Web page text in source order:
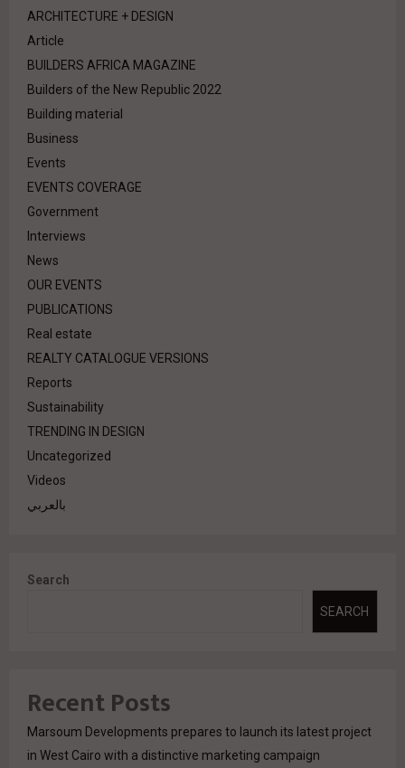
ARCHITECTURE + DESIGN
Article
BUILDERS AFRICA MAGAZINE
Builders of the New Republic 2022
Building material
Business
Events
EVENTS COVERAGE
Government
Interviews
News
OUR EVENTS
PUBLICATIONS
Real estate
REALTY CATALOGUE VERSIONS
Reports
Sustainability
TRENDING IN DESIGN
Uncategorized
Videos
بالعربي
Search
SEARCH
Recent Posts
Marsoum Developments prepares to launch its latest project
in West Cairo with a distinctive marketing campaign